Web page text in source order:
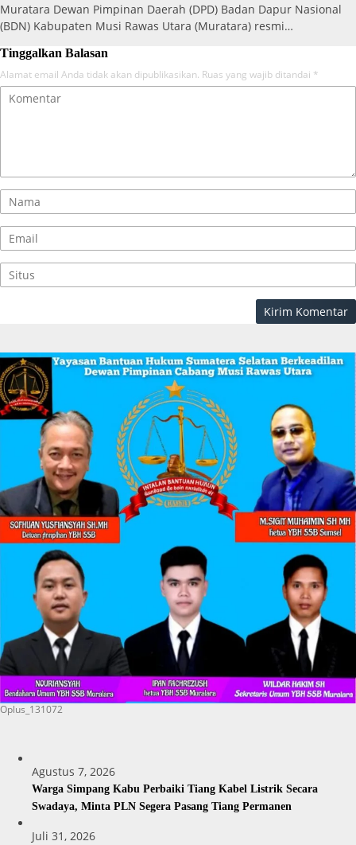
Muratara Dewan Pimpinan Daerah (DPD) Badan Dapur Nasional
(BDN) Kabupaten Musi Rawas Utara (Muratara) resmi…
Tinggalkan Balasan
Alamat email Anda tidak akan dipublikasikan. Ruas yang wajib ditandai *
Oplus_131072
Agustus 7, 2026
Warga Simpang Kabu Perbaiki Tiang Kabel Listrik Secara
Swadaya, Minta PLN Segera Pasang Tiang Permanen
Juli 31, 2026